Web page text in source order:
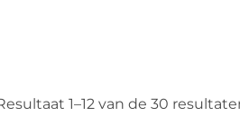
1–12 van de 30